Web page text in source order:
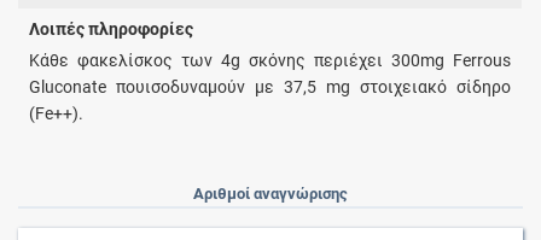
Λοιπές πληροφορίες
Κάθε φακελίσκος των 4g σκόνης περιέχει 300mg Ferrous
Gluconate πουισοδυναμούν με 37,5 mg στοιχειακό σίδηρο
(Fe++).
Αριθμοί αναγνώρισης